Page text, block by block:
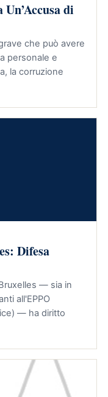
di
che può avere
personale e
la corruzione
Difesa
— sia in
all'EPPO
— ha diritto